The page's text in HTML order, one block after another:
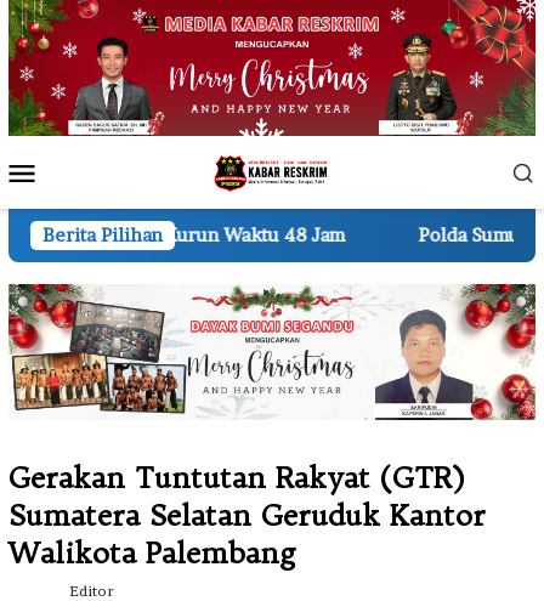
Loncat
ke
konten
Mobile
Berita Pilihan
Waktu 48 Jam Polda Sumut Bongkar Home
Gerakan Tuntutan Rakyat (GTR)
Sumatera Selatan Geruduk Kantor
Walikota Palembang
Editor